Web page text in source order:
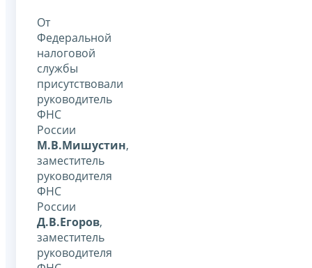
От
Федеральной
налоговой
службы
присутствовали
руководитель
ФНС
России
М.В.Мишустин,
заместитель
руководителя
ФНС
России
Д.В.Егоров,
заместитель
руководителя